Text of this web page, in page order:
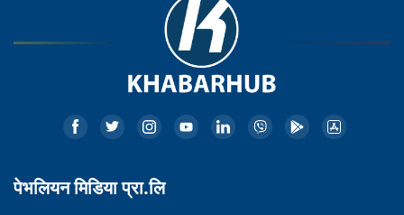
पेभलियन मिडिया प्रा.लि